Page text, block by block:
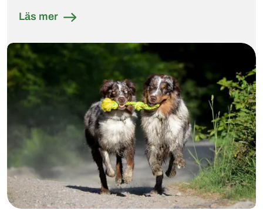
Läs mer